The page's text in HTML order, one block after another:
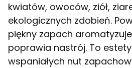
kwiatów, owoców, ziół,
ekologicznych zdobień.
piękny zapach
poprawia nastrój. To
wspaniałych nut